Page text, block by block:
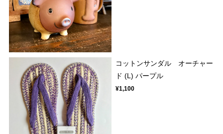
コットンサンダル オーチャー
ド (L) パープル
¥1,100